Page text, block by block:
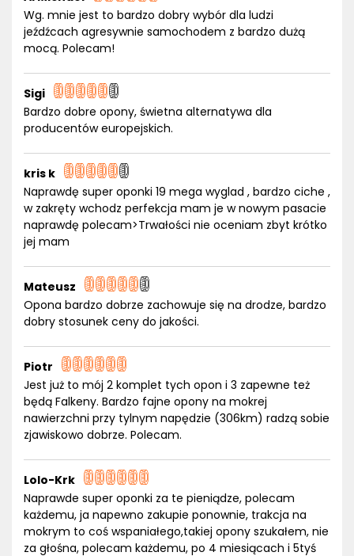
Wg. mnie jest to bardzo dobry wybór dla ludzi
jeźdźcach agresywnie samochodem z bardzo dużą
mocą. Polecam!
Sigi
Bardzo dobre opony, świetna alternatywa dla
producentów europejskich.
kris k
Naprawdę super oponki 19 mega wyglad , bardzo ciche ,
w zakręty wchodz perfekcja mam je w nowym pasacie
naprawdę polecam>Trwałości nie oceniam zbyt krótko
jej mam
Mateusz
Opona bardzo dobrze zachowuje się na drodze, bardzo
dobry stosunek ceny do jakości.
Piotr
Jest już to mój 2 komplet tych opon i 3 zapewne też
będą Falkeny. Bardzo fajne opony na mokrej
nawierzchni przy tylnym napędzie (306km) radzą sobie
zjawiskowo dobrze. Polecam.
Lolo-Krk
Naprawde super oponki za te pieniądze, polecam
każdemu, ja napewno zakupie ponownie, trakcja na
mokrym to coś wspaniałego,takiej opony szukałem, nie
za głośna, polecam każdemu, po 4 miesiącach i 5tyś